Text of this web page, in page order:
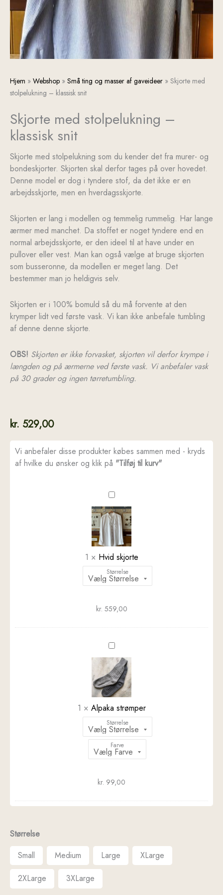
Hjem » Webshop » Små ting og masser af gaveideer » Skjorte med
stolpelukning – klassisk snit
Skjorte med stolpelukning –
klassisk snit
Skjorte med stolpelukning som du kender det fra murer- og
bondeskjorter. Skjorten skal derfor tages på over hovedet.
Denne model er dog i tyndere stof, da det ikke er en
arbejdsskjorte, men en hverdagsskjorte.
Skjorten er lang i modellen og temmelig rummelig. Har lange
ærmer med manchet. Da stoffet er noget tyndere end en
normal arbejdsskjorte, er den ideel til at have under en
pullover eller vest. Man kan også vælge at bruge skjorten
som busseronne, da modellen er meget lang. Det
bestemmer man jo heldigvis selv.
Skjorten er i 100% bomuld så du må forvente at den
krymper lidt ved første vask. Vi kan ikke anbefale tumbling
af denne denne skjorte.
OBS! Skjorten er ikke forvasket, skjorten vil derfor krympe i
længden og på ærmerne ved første vask. Vi anbefaler vask
på 30 grader og ingen tørretumbling.
kr. 529,00
Vi anbefaler disse produkter købes sammen med - kryds
af hvilke du ønsker og klik på "Tilføj til kurv"
Hvid
skjorte
1 × Hvid skjorte
Størrelse
kr. 559,00
Alpaka
strømper
1 × Alpaka strømper
Størrelse
Farve
kr. 99,00
Størrelse
Small
Medium Large XLarge
2XLarge 3XLarge
Skjorte
med
-
klassisk
snit
antal